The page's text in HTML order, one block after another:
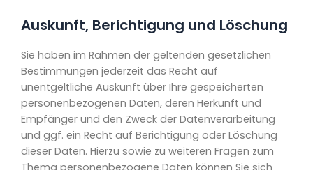
Auskunft, Berichtigung und Löschung
Sie haben im Rahmen der geltenden gesetzlichen
Bestimmungen jederzeit das Recht auf
unentgeltliche Auskunft über Ihre gespeicherten
personenbezogenen Daten, deren Herkunft und
Empfänger und den Zweck der Datenverarbeitung
und ggf. ein Recht auf Berichtigung oder Löschung
dieser Daten. Hierzu sowie zu weiteren Fragen zum
Thema personenbezogene Daten können Sie sich